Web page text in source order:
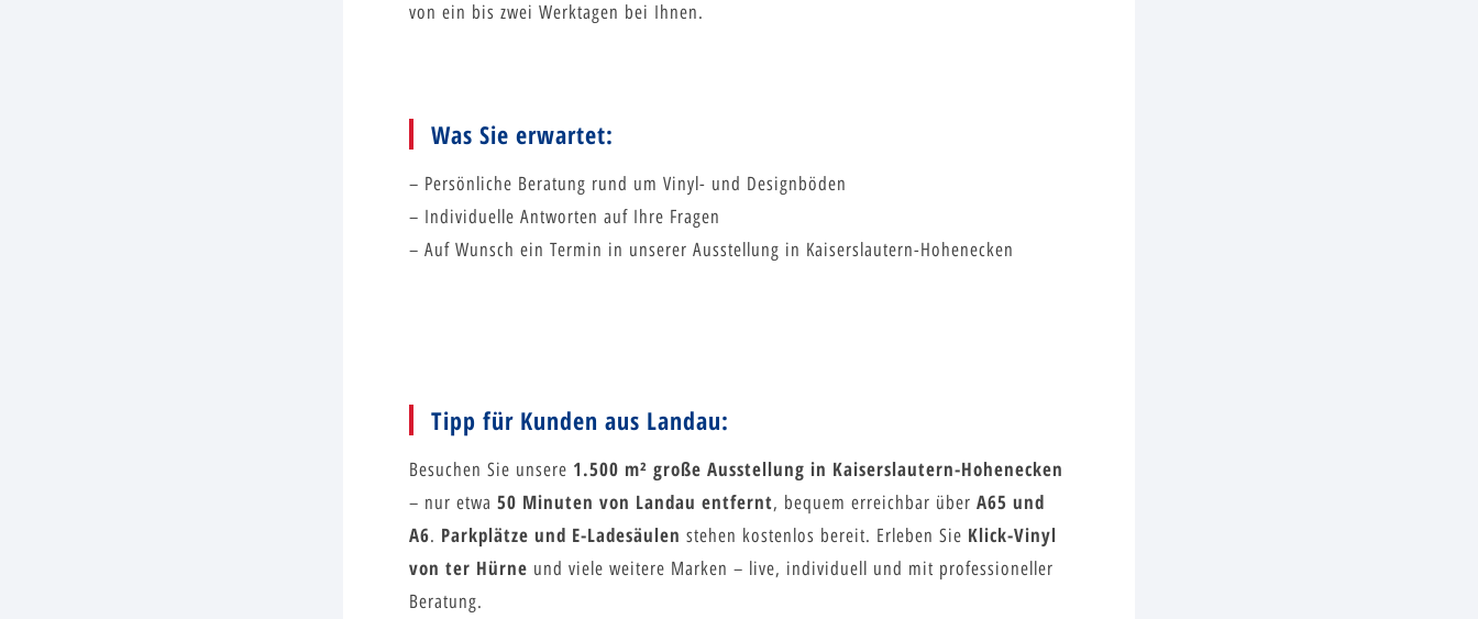
von ein bis zwei Werktagen bei Ihnen.
Was Sie erwartet:
– Persönliche Beratung rund um Vinyl- und Designböden
– Individuelle Antworten auf Ihre Fragen
– Auf Wunsch ein Termin in unserer Ausstellung in Kaiserslautern-Hohenecken
Tipp für Kunden aus Landau:
Besuchen Sie unsere 1.500 m² große Ausstellung in Kaiserslautern-Hohenecken
– nur etwa 50 Minuten von Landau entfernt, bequem erreichbar über A65 und
A6. Parkplätze und E-Ladesäulen stehen kostenlos bereit. Erleben Sie Klick-Vinyl
von ter Hürne und viele weitere Marken – live, individuell und mit professioneller
Beratung.